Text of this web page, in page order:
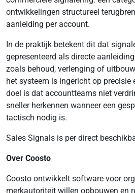
ontwikkelingen structureel
aanleiding per account.
In de praktijk betekent dit dat
gepresenteerd als directe
zoals behoud, verlenging of
het systeem is ingericht op precisie
doel is dat accountteams niet
sneller herkennen wanneer een
tactisch nodig is.
Sales Signals is per direct
Over Coosto
Coosto ontwikkelt software voor
merkautoriteit willen opbouwen en